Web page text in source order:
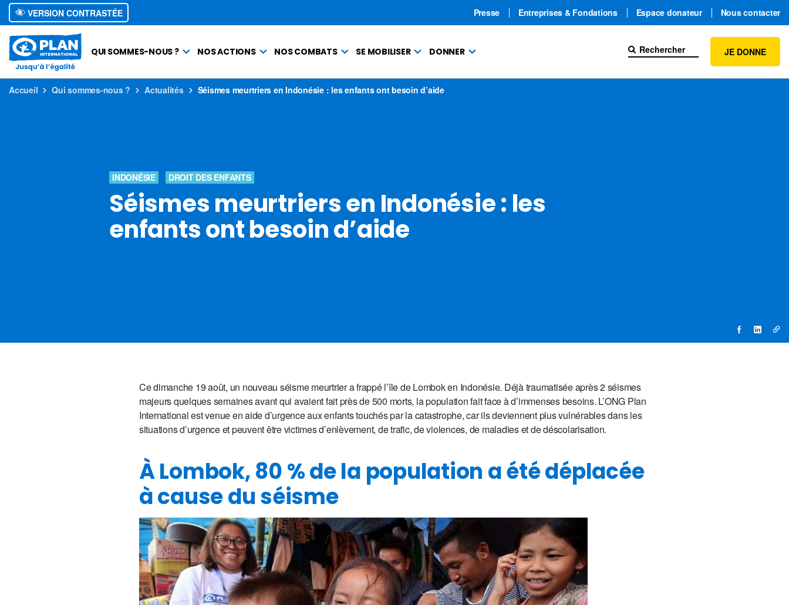
VERSION CONTRASTÉE Presse Entreprises & Fondations Espace donateur Nous contacter
QUI SOMMES-NOUS ? NOS ACTIONS NOS COMBATS SE MOBILISER DONNER JE DONNE
Accueil Qui sommes-nous ? Actualités Séismes meurtriers en Indonésie : les enfants ont besoin d’aide
INDONÉSIE DROIT DES ENFANTS
Séismes meurtriers en Indonésie : les
enfants ont besoin d’aide
Ce dimanche 19 août, un nouveau séisme meurtrier a frappé l’île de Lombok en Indonésie. Déjà traumatisée après 2 séismes
majeurs quelques semaines avant qui avaient fait près de 500 morts, la population fait face à d’immenses besoins. L’ONG Plan
International est venue en aide d’urgence aux enfants touchés par la catastrophe, car ils deviennent plus vulnérables dans les
situations d’urgence et peuvent être victimes d’enlèvement, de trafic, de violences, de maladies et de déscolarisation.
À Lombok, 80 % de la population a été déplacée
à cause du séisme